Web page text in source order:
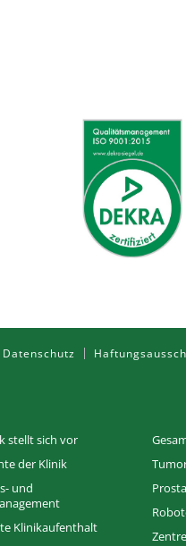
Datenschutz
stellt sich vor
der Klinik
und
Klinikaufenthalt